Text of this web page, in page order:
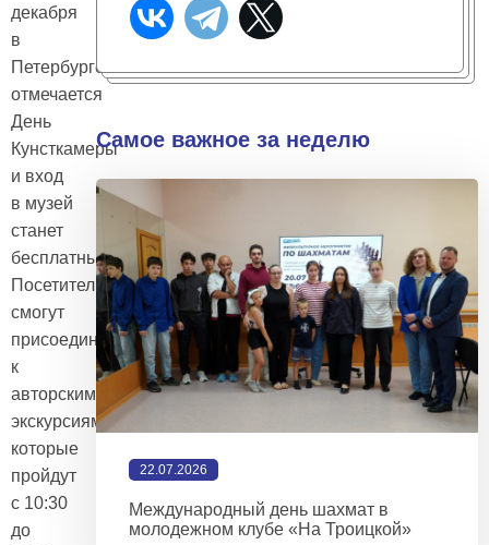
декабря
в
Петербурге
отмечается
День
Кунсткамеры
и вход
в музей
станет
бесплатным.
Посетители
смогут
присоединиться
к
авторским
экскурсиям,
которые
пройдут
с 10:30
до
Самое важное за неделю
22.07.2026
Международный день шахмат в
молодежном клубе «На Троицкой»